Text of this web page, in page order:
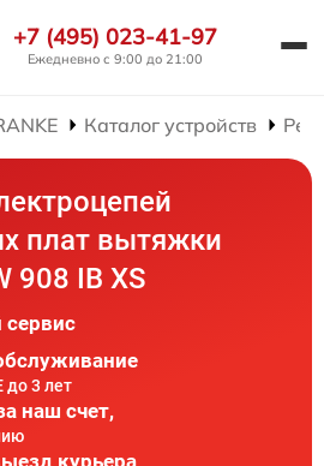
+7 (495) 023-41-97
Ежедневно с 9:00 до 21:00
Каталог устройств
плат вытяжки
908 IB XS
до 3 лет
наш счет,